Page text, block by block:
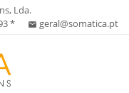
Lda.
* email geral@somatica.pt